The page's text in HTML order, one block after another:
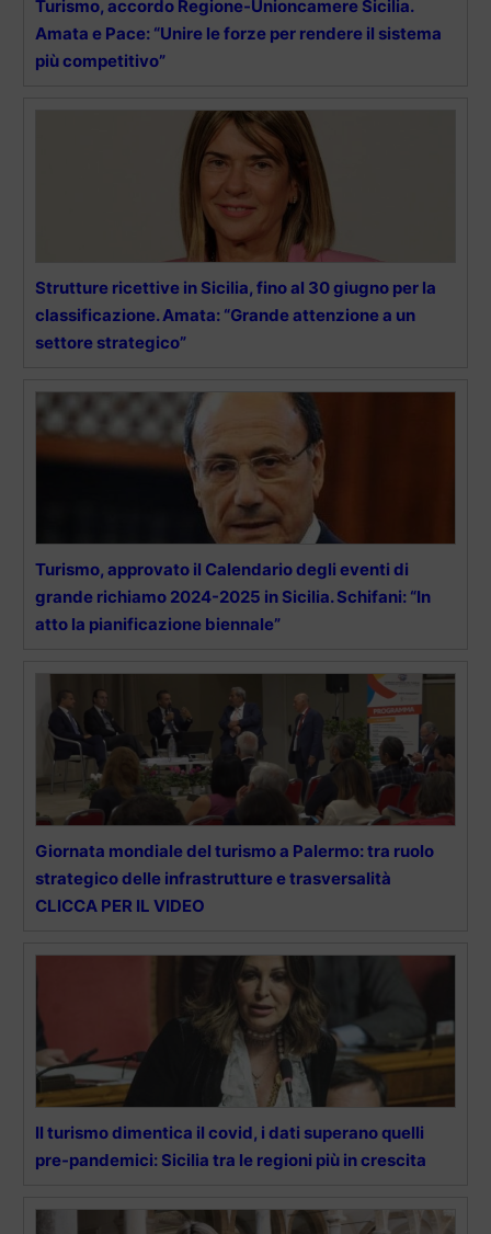
Turismo, accordo Regione-Unioncamere Sicilia.
Amata e Pace: “Unire le forze per rendere il sistema
più competitivo”
Strutture ricettive in Sicilia, fino al 30 giugno per la
classificazione. Amata: “Grande attenzione a un
settore strategico”
Turismo, approvato il Calendario degli eventi di
grande richiamo 2024-2025 in Sicilia. Schifani: “In
atto la pianificazione biennale”
Giornata mondiale del turismo a Palermo: tra ruolo
strategico delle infrastrutture e trasversalità
CLICCA PER IL VIDEO
Il turismo dimentica il covid, i dati superano quelli
pre-pandemici: Sicilia tra le regioni più in crescita